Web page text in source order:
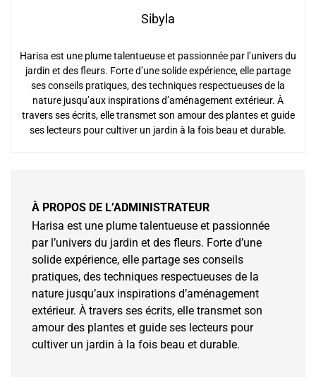
Sibyla
Harisa est une plume talentueuse et passionnée par l’univers du
jardin et des fleurs. Forte d’une solide expérience, elle partage
ses conseils pratiques, des techniques respectueuses de la
nature jusqu’aux inspirations d’aménagement extérieur. À
travers ses écrits, elle transmet son amour des plantes et guide
ses lecteurs pour cultiver un jardin à la fois beau et durable.
À PROPOS DE L’ADMINISTRATEUR
Harisa est une plume talentueuse et passionnée
par l’univers du jardin et des fleurs. Forte d’une
solide expérience, elle partage ses conseils
pratiques, des techniques respectueuses de la
nature jusqu’aux inspirations d’aménagement
extérieur. À travers ses écrits, elle transmet son
amour des plantes et guide ses lecteurs pour
cultiver un jardin à la fois beau et durable.